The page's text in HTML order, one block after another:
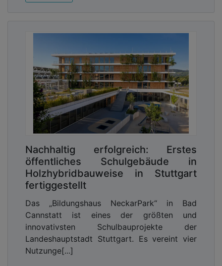
Nachhaltig erfolgreich: Erstes
öffentliches Schulgebäude in
Holzhybridbauweise in Stuttgart
fertiggestellt
Das „Bildungshaus NeckarPark“ in Bad
Cannstatt ist eines der größten und
innovativsten Schulbauprojekte der
Landeshauptstadt Stuttgart. Es vereint vier
Nutzunge[...]